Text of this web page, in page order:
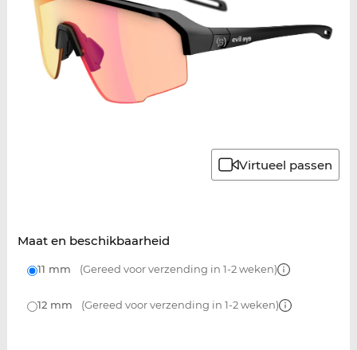
Virtueel passen
Maat en beschikbaarheid
11 mm (Gereed voor verzending in 1-2 weken)
12 mm (Gereed voor verzending in 1-2 weken)